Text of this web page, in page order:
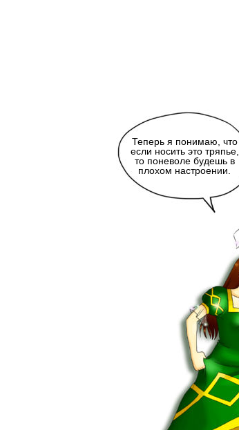
Теперь я понимаю, что
если носить это тряпье,
то поневоле будешь в
плохом настроении.